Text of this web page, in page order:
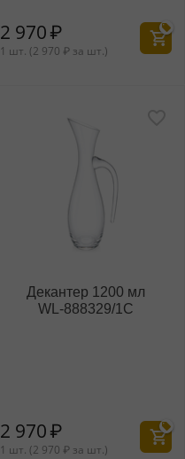
2 970₽
1 шт. (2 970 ₽ за шт.)
Декантер 1200 мл
WL‑888329/1C
2 970₽
1 шт. (2 970 ₽ за шт.)